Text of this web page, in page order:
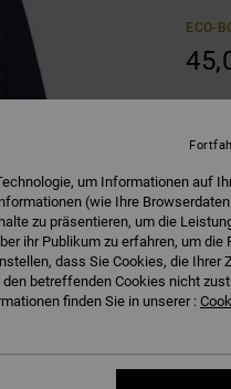
ECO-
8/
um Informationen auf
(wie Ihre
zu präsentieren, um die
ihr Publikum zu erfahren, um die
dass Sie Cookies, die Ihrer
betreffenden Cookies nicht
finden Sie in unserer :